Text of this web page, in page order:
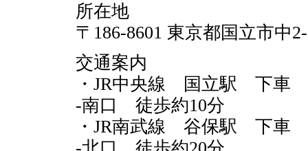
所在地
〒186-8601 東京都国立市中
交通案内
・JR中央線 国立駅 下車
-南口 徒歩約10分
・JR南武線 谷保駅 下車